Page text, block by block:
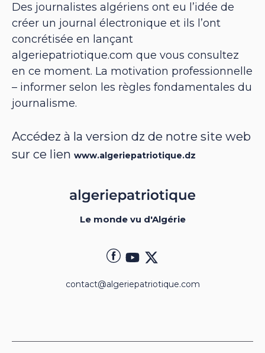
Des journalistes algériens ont eu l’idée de
créer un journal électronique et ils l’ont
concrétisée en lançant
algeriepatriotique.com que vous consultez
en ce moment. La motivation professionnelle
– informer selon les règles fondamentales du
journalisme.
Accédez à la version dz de notre site web
sur ce lien www.algeriepatriotique.dz
Le monde vu d'Algérie
contact@algeriepatriotique.com